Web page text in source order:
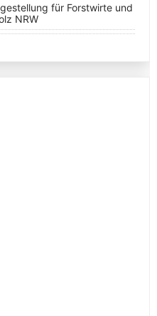
für Forstwirte und
NRW